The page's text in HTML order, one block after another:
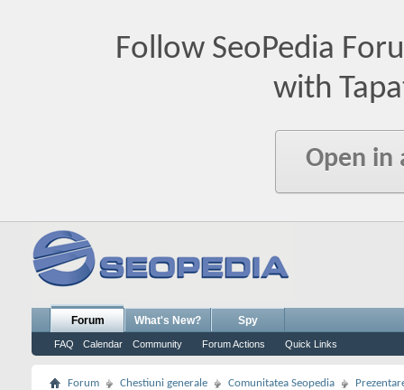
Follow SeoPedia
with
Open in
Forum
FAQ Calendar Community Forum Actions Quick Links
What's New? Spy
Forum Chestiuni generale Comunitatea Seopedia